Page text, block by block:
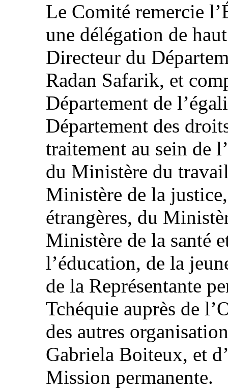
Le Comité remercie
une délégation de
Directeur du
Radan Safarik, et
Département de
Département des
traitement au sein de
du Ministère du
Ministère de la
étrangères, du
Ministère de la santé
l’éducation, de la
de la Représentante
Tchéquie auprès de
des autres
Gabriela Boiteux, et
Mission permanente.